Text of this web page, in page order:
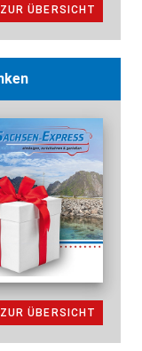
ZUR ÜBERSICHT
ZUR ÜBERSICHT